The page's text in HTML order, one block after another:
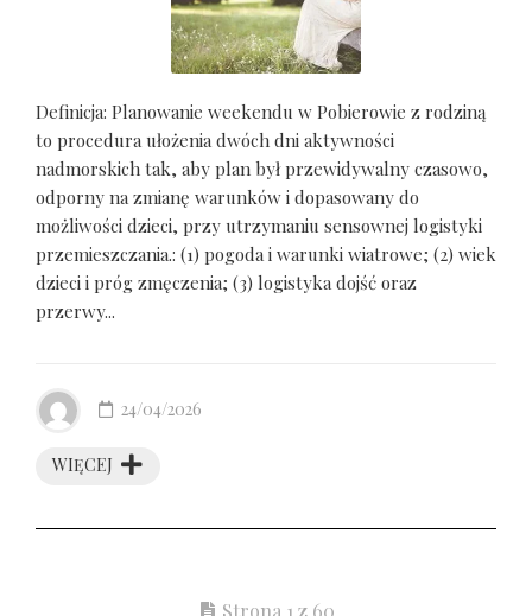
Definicja: Planowanie weekendu w Pobierowie z rodziną
to procedura ułożenia dwóch dni aktywności
nadmorskich tak, aby plan był przewidywalny czasowo,
odporny na zmianę warunków i dopasowany do
możliwości dzieci, przy utrzymaniu sensownej logistyki
przemieszczania.: (1) pogoda i warunki wiatrowe; (2) wiek
dzieci i próg zmęczenia; (3) logistyka dojść oraz
przerwy...
WIĘCEJ
24/04/2026
Strona 1 z 60